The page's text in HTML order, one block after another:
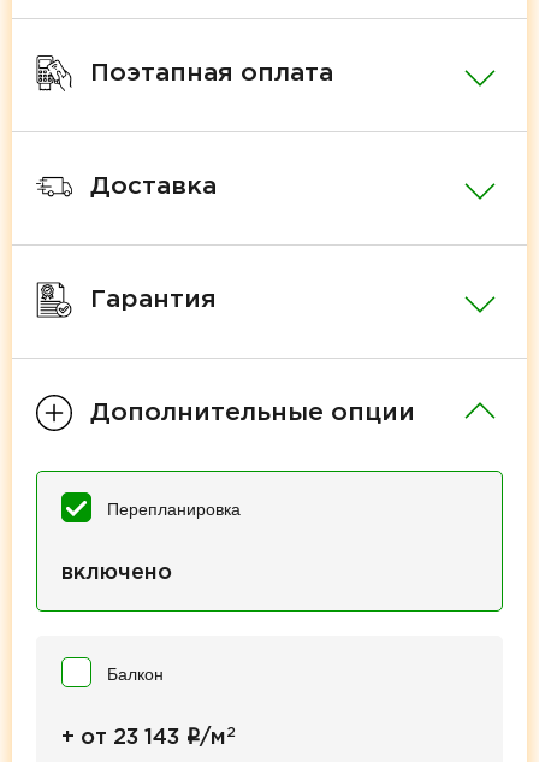
Поэтапная оплата
Доставка
Гарантия
Дополнительные опции
Перепланировка
включено
Балкон
+ от 23 143 i/м2